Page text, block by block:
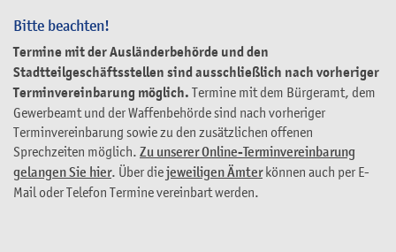
Bitte beachten!
Termine mit der Ausländerbehörde und den
Stadtteilgeschäftsstellen sind ausschließlich nach vorheriger
Terminvereinbarung möglich. Termine mit dem Bürgeramt, dem
Gewerbeamt und der Waffenbehörde sind nach vorheriger
Terminvereinbarung sowie zu den zusätzlichen offenen
Sprechzeiten möglich. Zu unserer Online-Terminvereinbarung
gelangen Sie hier. Über diejeweiligen Ämterkönnen auch per E-
Mail oder Telefon Termine vereinbart werden.